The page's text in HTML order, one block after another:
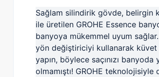
Sağlam silindirik gövde, belirgin
ile üretilen GROHE Essence
banyoya mükemmel uyum sağlar.
yön değiştiriciyi kullanarak
yapın, böylece saçınızı
olmamıştı! GROHE teknolojisiyle